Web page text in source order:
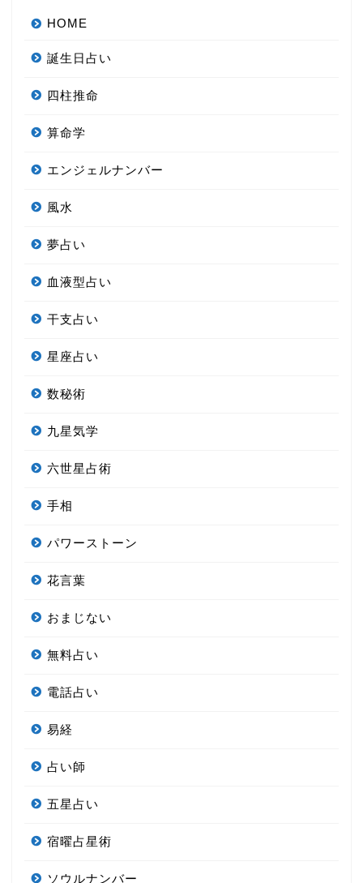
HOME
誕生日占い
四柱推命
算命学
エンジェルナンバー
風水
夢占い
血液型占い
干支占い
星座占い
数秘術
九星気学
六世星占術
手相
パワーストーン
花言葉
おまじない
無料占い
電話占い
易経
占い師
五星占い
宿曜占星術
ソウルナンバー